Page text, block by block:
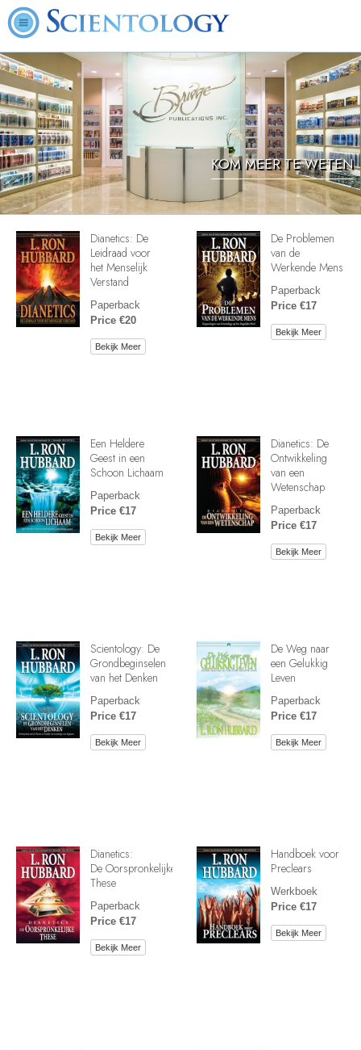
KOM MEER TE WETEN
Dianetics: De
Leidraad voor
het Menselijk
Verstand
Paperback
Price €20
Bekijk Meer
De Problemen
van de
Werkende Mens
Paperback
Price €17
Bekijk Meer
Een Heldere
Geest in een
Schoon Lichaam
Paperback
Price €17
Bekijk Meer
Dianetics: De
Ontwikkeling
van een
Wetenschap
Paperback
Price €17
Bekijk Meer
Scientology: De
Grondbeginselen
van het Denken
Paperback
Price €17
Bekijk Meer
De Weg naar
een Gelukkig
Leven
Paperback
Price €17
Bekijk Meer
Dianetics:
De Oorspronkelijke
These
Paperback
Price €17
Bekijk Meer
Handboek voor
Preclears
Werkboek
Price €17
Bekijk Meer